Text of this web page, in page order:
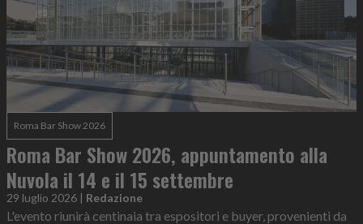
Roma Bar Show 2026
Roma Bar Show 2026, appuntamento alla
Nuvola il 14 e il 15 settembre
29 luglio 2026 | Redazione
L'evento riunirà centinaia tra espositori e buyer, provenienti da